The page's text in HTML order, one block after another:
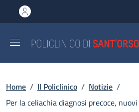
al contenuto principale
to footer content
Briciole di pane
Home / Il Policlinico / Notizie /
Per la celiachia diagnosi precoce,